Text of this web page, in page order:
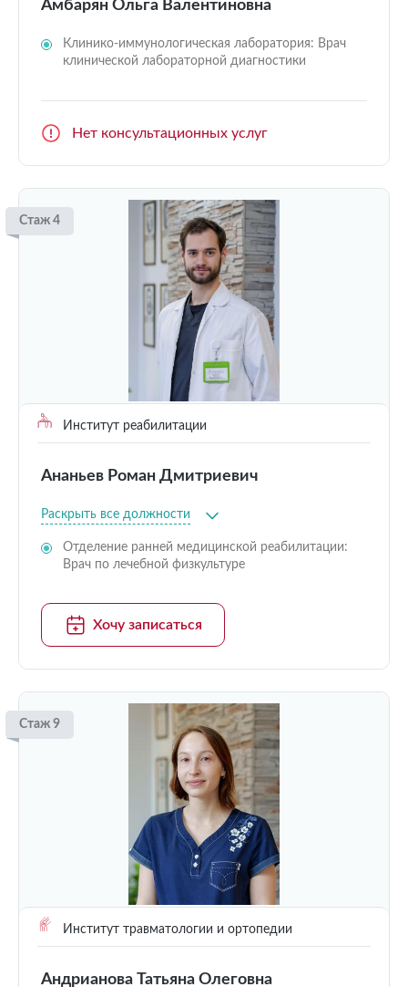
Амбарян Ольга Валентиновна
Клинико-иммунологическая лаборатория: Врач
клинической лабораторной диагностики
Нет консультационных услуг
Стаж 4
Институт реабилитации
Ананьев Роман Дмитриевич
Раскрыть все должности
Отделение ранней медицинской реабилитации:
Врач по лечебной физкультуре
Хочу записаться
Стаж 9
Институт травматологии и ортопедии
Андрианова Татьяна Олеговна